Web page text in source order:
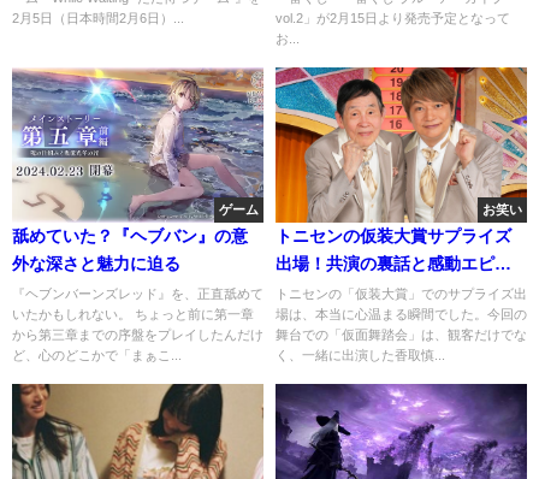
2月5日（日本時間2月6日）...
vol.2」が2月15日より発売予定となって
お...
ゲーム
舐めていた？『ヘブバン』の意
外な深さと魅力に迫る
『ヘブンバーンズレッド』を、正直舐めて
いたかもしれない。 ちょっと前に第一章
から第三章までの序盤をプレイしたんだけ
ど、心のどこかで「まぁこ...
お笑い
トニセンの仮装大賞サプライズ
出場！共演の裏話と感動エピソ
ード
トニセンの「仮装大賞」でのサプライズ出
場は、本当に心温まる瞬間でした。今回の
舞台での「仮面舞踏会」は、観客だけでな
く、一緒に出演した香取慎...